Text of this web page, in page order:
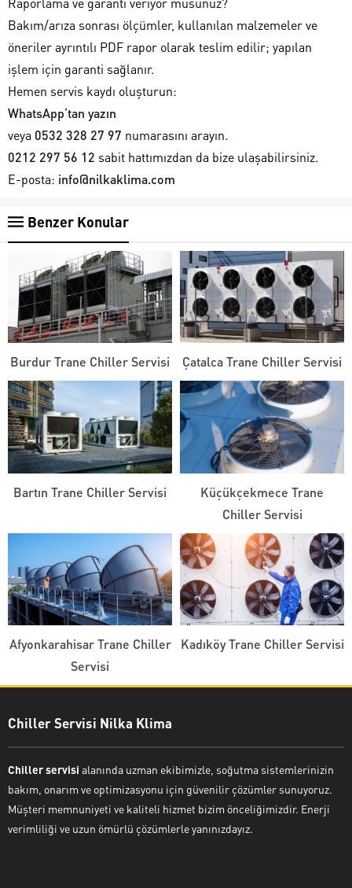
Bakım/arıza sonrası ölçümler, kullanılan malzemeler ve
öneriler ayrıntılı PDF rapor olarak teslim edilir; yapılan
işlem için garanti sağlanır.
Hemen servis kaydı oluşturun:
WhatsApp’tan yazın
veya 0532 328 27 97 numarasını arayın.
0212 297 56 12 sabit hattımızdan da bize ulaşabilirsiniz.
E-posta: info@nilkaklima.com
Benzer Konular
Burdur Trane Chiller Servisi Çatalca Trane Chiller Servisi
Bartın Trane Chiller Servisi
Küçükçekmece Trane
Chiller Servisi
Afyonkarahisar Trane Chiller
Servisi
Kadıköy Trane Chiller Servisi
Chiller Servisi Nilka Klima
Chiller servisi alanında uzman ekibimizle, soğutma sistemlerinizin
bakım, onarım ve optimizasyonu için güvenilir çözümler sunuyoruz.
Müşteri memnuniyeti ve kaliteli hizmet bizim önceliğimizdir. Enerji
verimliliği ve uzun ömürlü çözümlerle yanınızdayız.